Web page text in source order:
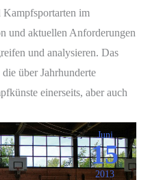
Kampfsportarten im
und aktuellen Anforderungen
und analysieren. Das
über Jahrhunderte
einerseits, aber auch
Juni
15
2013